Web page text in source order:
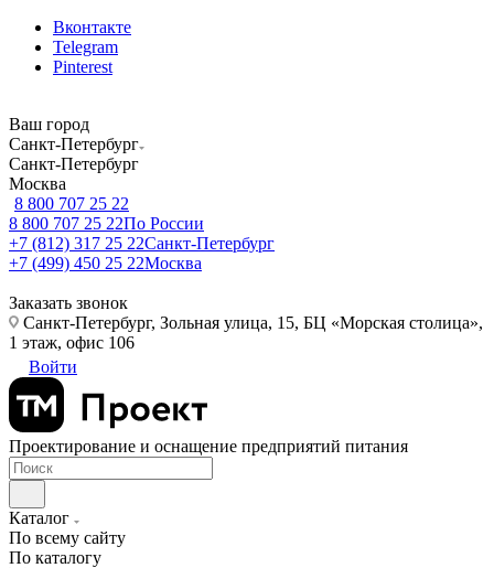
Вконтакте
Telegram
Pinterest
Ваш город
Санкт-Петербург
Санкт-Петербург
Москва
8 800 707 25 22
8 800 707 25 22По России
+7 (812) 317 25 22Санкт-Петербург
+7 (499) 450 25 22Москва
Заказать звонок
Санкт-Петербург, Зольная улица, 15, БЦ «Морская столица»,
1 этаж, офис 106
Войти
Проектирование и оснащение предприятий питания
Каталог
По всему сайту
По каталогу